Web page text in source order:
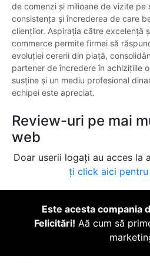
de comenzi și milioane de vizite pe
consistența și încrederea de care
clienților. Aspirația către excelență
commerce permite firmei să
evoluției cererii din piață,
partener de încredere în achizițiile
susține și un mediu profesional
echipei este apreciat.
Review-uri pe mai
web
Doar userii logați au acces la
ți click aici pentru
Este acesta compania
Felicitări! Aă cum să